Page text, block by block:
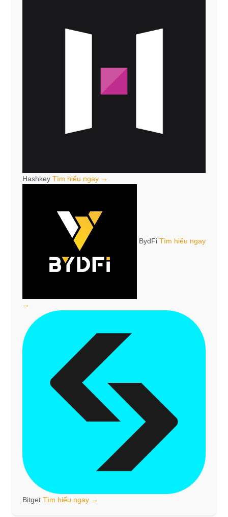
Hashkey Tìm hiểu ngay →
BydFi Tìm hiểu ngay
→
Bitget Tìm hiểu ngay →